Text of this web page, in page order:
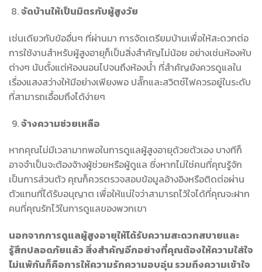
จัดบ้านให้เป็นมิตรกับผู้สูงวัย
เช่นเดียวกับข้ออื่นๆ ที่ผ่านมา การจัดเตรียมบ้านเพื่อให้สะดวกต่อ
การใช้งานสำหรับผู้สูงอายุก็เป็นสิ่งสำคัญไม่น้อย อย่างเช่นห้องหับ
ต่างๆ นับตั้งแต่ห้องนอนไปจนถึงห้องน้ำ ที่สำคัญยังควรดูแลใน
เรื่องแสงสว่างให้มีอย่างเพียงพอ ปลั๊กและสวิตช์ไฟควรอยู่ในระดับ
ที่สามารถเอื้อมถึงได้ง่ายๆ
จ้างความช่วยเหลือ
หากคุณไม่มีเวลามากพอในการดูแลผู้สูงอายุด้วยตัวเอง บางทีก็
อาจจำเป็นจะต้องจ้างผู้ช่วยหรือผู้ดูแล ซี่งหากไม่ใช่คนที่คุณรู้จัก
เป็นการส่วนตัว คุณก็ควรตรวจสอบข้อมูลอ้างอิงหรือติดต่อผ่าน
ตัวแทนที่ได้รับอนุญาต เพื่อให้แน่ใจว่าสามารถไว้ใจได้ที่คุณจะฝาก
คนที่คุณรักไว้ในการดูแลของพวกเขา
นอกจากการดูแลผู้สูงอายุให้ได้รับความสะดวกสบายและ
รู้สึกปลอดภัยแล้ว สิ่งสำคัญอีกอย่างที่คุณต้องให้ความใส่ใจ
ไม่แพ้กันก็คือการให้ความรักความอบอุ่น รวมถึงความเข้าใจ